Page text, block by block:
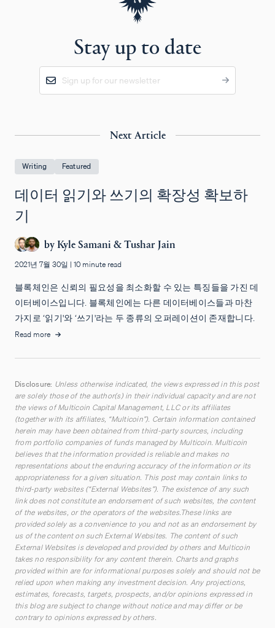
Stay up to date
Next Article
Writing Featured
데이터 읽기와 쓰기의 확장성 확보하
기
by Kyle Samani &Tushar Jain
2021년 7월 30일 | 10 minute read
블록체인은 신뢰의 필요성을 최소화할 수 있는 특징들을 가진 데
이터베이스입니다. 블록체인에는 다른 데이터베이스들과 마찬
가지로 ‘읽기'와 ‘쓰기'라는 두 종류의 오퍼레이션이 존재합니다.
Read more
Disclosure: Unless otherwise indicated, the views expressed in this post
are solely those of the author(s) in their individual capacity and are not
the views of Multicoin Capital Management, LLC or its affiliates
(together with its affiliates, “Multicoin”). Certain information contained
herein may have been obtained from third-party sources, including
from portfolio companies of funds managed by Multicoin. Multicoin
believes that the information provided is reliable and makes no
representations about the enduring accuracy of the information or its
appropriateness for a given situation. This post may contain links to
third-party websites (“External Websites”). The existence of any such
link does not constitute an endorsement of such websites, the content
of the websites, or the operators of the websites.These links are
provided solely as a convenience to you and not as an endorsement by
us of the content on such External Websites. The content of such
External Websites is developed and provided by others and Multicoin
takes no responsibility for any content therein. Charts and graphs
provided within are for informational purposes solely and should not be
relied upon when making any investment decision. Any projections,
estimates, forecasts, targets, prospects, and/or opinions expressed in
this blog are subject to change without notice and may differ or be
contrary to opinions expressed by others.